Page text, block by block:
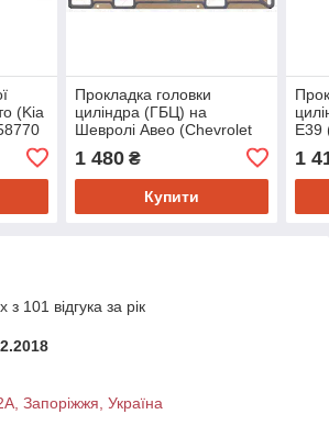
(Kia
Прокладка головки
циліндра (ГБЦ) на
Шевролі Авео (Chevrolet
1 480₴
Купити
Е39
1
101 відгука за рік
Запоріжжя, Україна